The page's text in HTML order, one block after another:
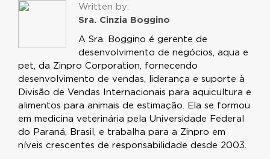
Written by:
Sra. Cinzia Boggino
A Sra. Boggino é gerente de
desenvolvimento de negócios, aqua e
pet, da Zinpro Corporation, fornecendo
desenvolvimento de vendas, liderança e suporte à
Divisão de Vendas Internacionais para aquicultura e
alimentos para animais de estimação. Ela se formou
em medicina veterinária pela Universidade Federal
do Paraná, Brasil, e trabalha para a Zinpro em
níveis crescentes de responsabilidade desde 2003.